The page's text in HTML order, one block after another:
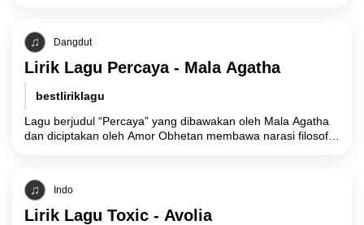
Dangdut
Lirik Lagu Percaya - Mala Agatha
bestliriklagu
Lagu berjudul “Percaya” yang dibawakan oleh Mala Agatha
dan diciptakan oleh Amor Obhetan membawa narasi filosofis
Indo
Lirik Lagu Toxic - Avolia